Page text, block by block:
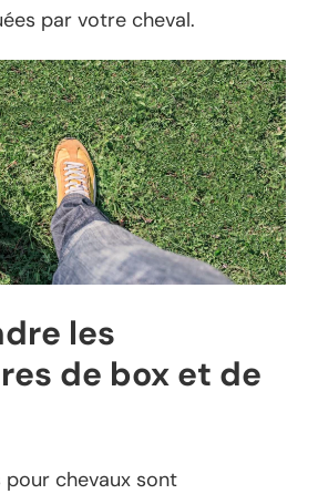
par votre cheval.
les
de box et de
chevaux sont